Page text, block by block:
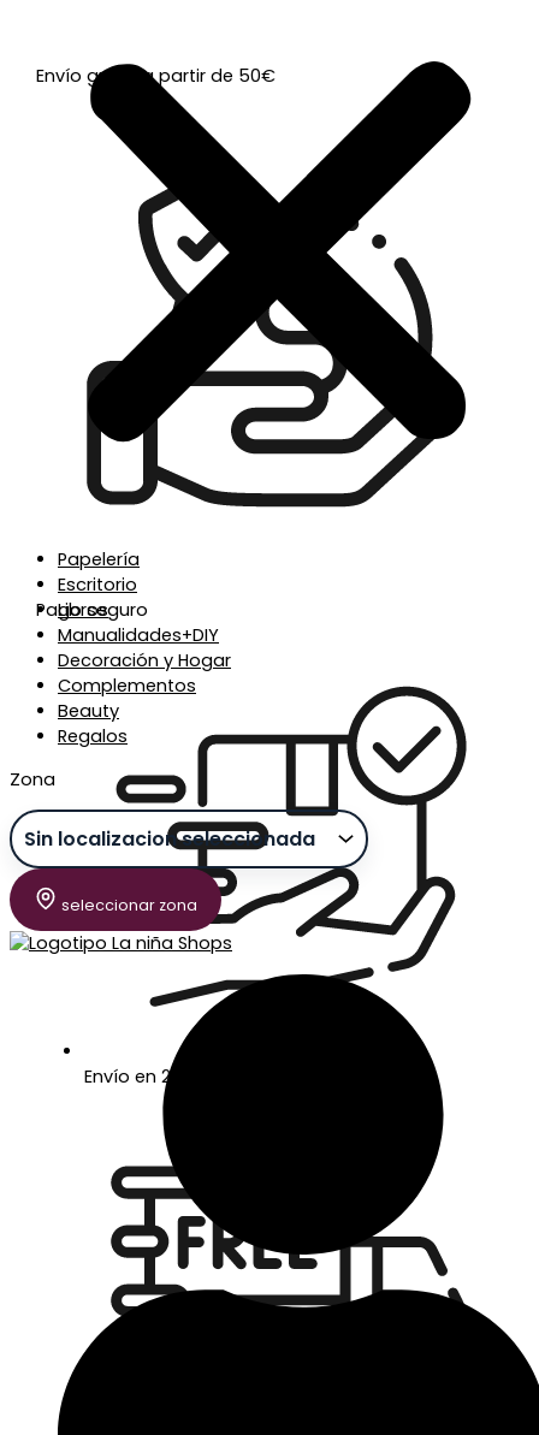
Papelería
Escritorio
Libros
Manualidades+DIY
Decoración y Hogar
Complementos
Beauty
Regalos
Zona
seleccionar zona
Envío gratis a partir de 50€
Pago seguro
Envío en 24/48 horas laborables